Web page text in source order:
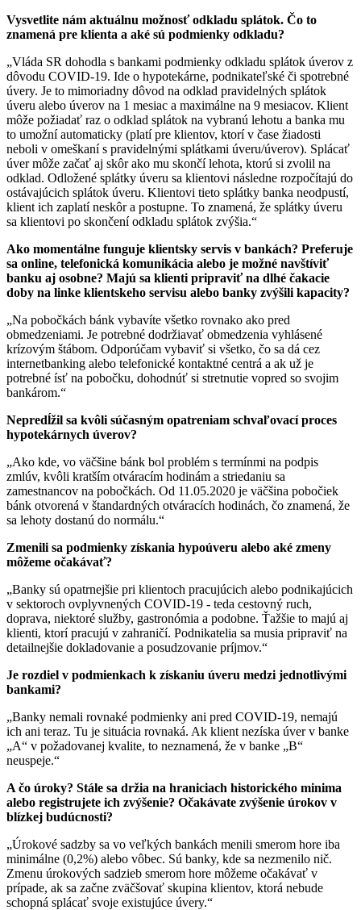
Vysvetlite nám aktuálnu možnosť odkladu splátok. Čo to
znamená pre klienta a aké sú podmienky odkladu?
„Vláda SR dohodla s bankami podmienky odkladu splátok úverov z
dôvodu COVID-19. Ide o hypotekárne, podnikateľské či spotrebné
úvery. Je to mimoriadny dôvod na odklad pravidelných splátok
úveru alebo úverov na 1 mesiac a maximálne na 9 mesiacov. Klient
môže požiadať raz o odklad splátok na vybranú lehotu a banka mu
to umožní automaticky (platí pre klientov, ktorí v čase žiadosti
neboli v omeškaní s pravidelnými splátkami úveru/úverov). Splácať
úver môže začať aj skôr ako mu skončí lehota, ktorú si zvolil na
odklad. Odložené splátky úveru sa klientovi následne rozpočítajú do
ostávajúcich splátok úveru. Klientovi tieto splátky banka neodpustí,
klient ich zaplatí neskôr a postupne. To znamená, že splátky úveru
sa klientovi po skončení odkladu splátok zvýšia.“
Ako momentálne funguje klientsky servis v bankách? Preferuje
sa online, telefonická komunikácia alebo je možné navštíviť
banku aj osobne? Majú sa klienti pripraviť na dlhé čakacie
doby na linke klientskeho servisu alebo banky zvýšili kapacity?
„Na pobočkách bánk vybavíte všetko rovnako ako pred
obmedzeniami. Je potrebné dodržiavať obmedzenia vyhlásené
krízovým štábom. Odporúčam vybaviť si všetko, čo sa dá cez
internetbanking alebo telefonické kontaktné centrá a ak už je
potrebné ísť na pobočku, dohodnúť si stretnutie vopred so svojim
bankárom.“
Nepredĺžil sa kvôli súčasným opatreniam schvaľovací proces
hypotekárnych úverov?
„Ako kde, vo väčšine bánk bol problém s termínmi na podpis
zmlúv, kvôli kratším otváracím hodinám a striedaniu sa
zamestnancov na pobočkách. Od 11.05.2020 je väčšina pobočiek
bánk otvorená v štandardných otváracích hodinách, čo znamená, že
sa lehoty dostanú do normálu.“
Zmenili sa podmienky získania hypoúveru alebo aké zmeny
môžeme očakávať?
„Banky sú opatrnejšie pri klientoch pracujúcich alebo podnikajúcich
v sektoroch ovplyvnených COVID-19 - teda cestovný ruch,
doprava, niektoré služby, gastronómia a podobne. Ťažšie to majú aj
klienti, ktorí pracujú v zahraničí. Podnikatelia sa musia pripraviť na
detailnejšie dokladovanie a posudzovanie príjmov.“
Je rozdiel v podmienkach k získaniu úveru medzi jednotlivými
bankami?
„Banky nemali rovnaké podmienky ani pred COVID-19, nemajú
ich ani teraz. Tu je situácia rovnaká. Ak klient nezíska úver v banke
„A“ v požadovanej kvalite, to neznamená, že v banke „B“
neuspeje.“
A čo úroky? Stále sa držia na hraniciach historického minima
alebo registrujete ich zvýšenie? Očakávate zvýšenie úrokov v
blízkej budúcnosti?
„Úrokové sadzby sa vo veľkých bankách menili smerom hore iba
minimálne (0,2%) alebo vôbec. Sú banky, kde sa nezmenilo nič.
Zmenu úrokových sadzieb smerom hore môžeme očakávať v
prípade, ak sa začne zväčšovať skupina klientov, ktorá nebude
schopná splácať svoje existujúce úvery.“